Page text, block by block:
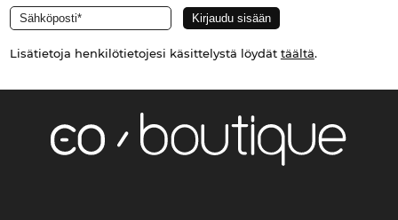
Lisätietoja henkilötietojesi käsittelystä löydät täältä.